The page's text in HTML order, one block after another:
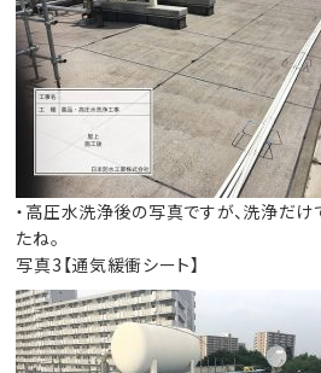
・高圧水洗浄後の写真ですが、洗浄だ
たね。
写真3【通気緩衝シート】